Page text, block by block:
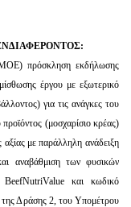
πρόσκληση εκδήλωσης
έργου με εξωτερικό
για τις ανάγκες του
(μοσχαρίσιο κρέας)
με παράλληλη ανάδειξη
αναβάθμιση των φυσικών
και κωδικό
Δράσης 2, του Υπομέτρου